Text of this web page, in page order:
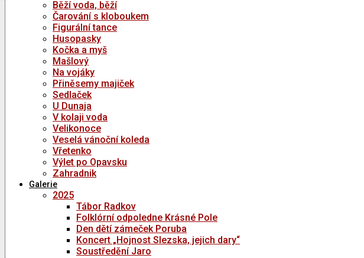
Běží voda, běží
Čarování s kloboukem
Figurální tance
Husopasky
Kočka a myš
Mašlový
Na vojáky
Přiněsemy majiček
Sedlaček
U Dunaja
V kolaji voda
Velikonoce
Veselá vánoční koleda
Vřetenko
Výlet po Opavsku
Zahradnik
Galerie
2025
Tábor Radkov
Folklórní odpoledne Krásné Pole
Den dětí zámeček Poruba
Koncert „Hojnost Slezska, jejich dary“
Soustředění Jaro